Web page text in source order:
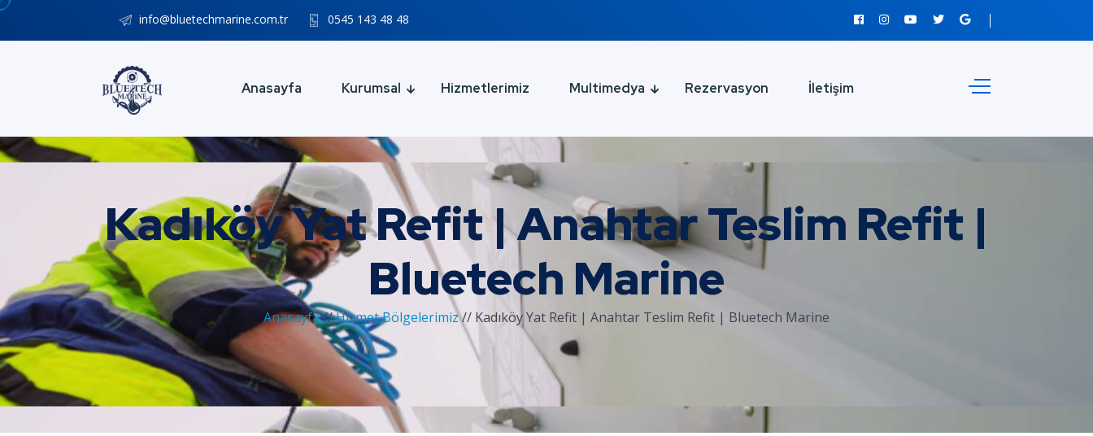
info@bluetechmarine.com.tr 0545 143 48 48
Anasayfa Kurumsal Hizmetlerimiz Multimedya Rezervasyon İletişim
Kadıköy Yat Refit | Anahtar Teslim Refit |
Bluetech Marine
Anasayfa//Hizmet Bölgelerimiz// Kadıköy Yat Refit | Anahtar Teslim Refit | Bluetech Marine